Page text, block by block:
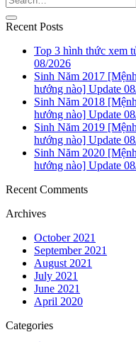
Recent Posts
Top 3 hình thức xem
08/2026
Sinh Năm 2017
hướng nào] Update
Sinh Năm 2018
hướng nào] Update
Sinh Năm 2019
hướng nào] Update
Sinh Năm 2020
hướng nào] Update
Recent Comments
Archives
October 2021
September 2021
August 2021
July 2021
June 2021
April 2020
Categories